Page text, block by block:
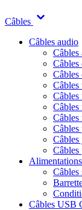
Câbles
Câbles audio
Câbles
Câbles
Câbles
Câbles
Câbles
Câbles
Câbles
Alimentations
Câbles
Câbles USB